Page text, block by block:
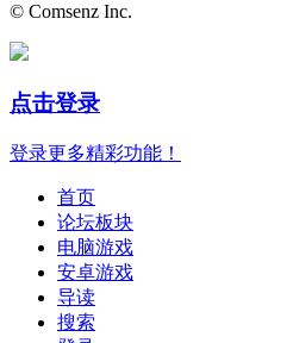
© Comsenz Inc.
点击登录
登录更多精彩功能！
首页
论坛板块
电脑游戏
安卓游戏
导读
搜索